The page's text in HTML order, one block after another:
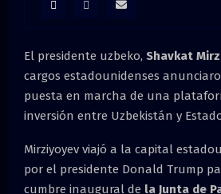
El presidente uzbeko, Shavkat
cargos estadounidenses
puesta en marcha de una
inversión entre Uzbekistán y
Mirziyoyev viajó a la capital
por el presidente Donald Trump
cumbre inaugural de la Junta de